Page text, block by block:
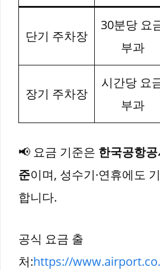
단기 주차장
30분당 요
부과
장기 주차장
시간당 요
부과
📢 요금 기준은 한국공항
준이며, 성수기·연휴에도
합니다.
공식 요금 출
처:https://